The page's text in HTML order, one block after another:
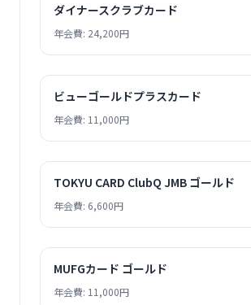
ダイナースクラブカード
年会費: 24,200円
ビューゴールドプラスカード
年会費: 11,000円
TOKYU CARD ClubQ JMB ゴールド
年会費: 6,600円
MUFGカード ゴールド
年会費: 11,000円